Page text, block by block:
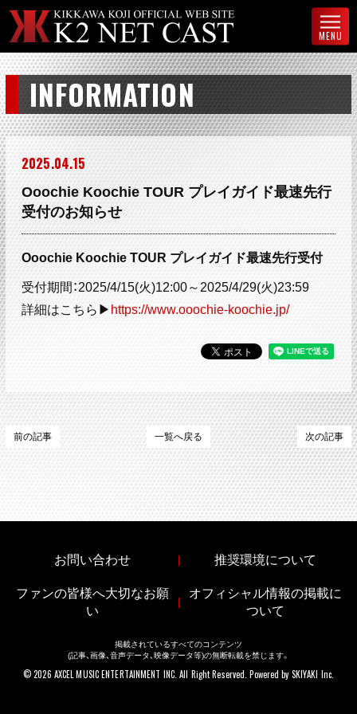
MENU
INFORMATION
2025 04 15
Ooochie Koochie TOUR プレイガイド最速先行
受付のお知らせ
Ooochie Koochie TOUR プレイガイド最速先行受付
受付期間：2025/4/15(火)12:00～2025/4/29(火)23:59
詳細はこちら▶ https://www.ooochie-koochie.jp/
次の記事
一覧へ戻る
前の記事
お問い合わせ 推奨環境について
ファンの皆様へ大切なお願
い
オフィシャル情報の掲載に
ついて
掲載されているすべてのコンテンツ
(記事、画像、音声データ、映像データ等)の無断転載を禁じます。
© 2026 AXCEL MUSIC ENTERTAINMENT INC. All Right Reserved. Powered by SKIYAKI Inc.